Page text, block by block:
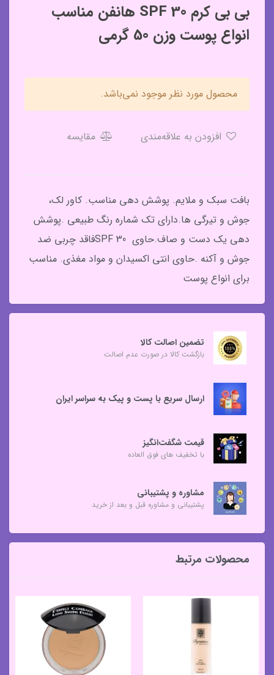
بی بی کرم SPF 30 هانفن مناسب
انواع پوست وزن 50 گرمی
محصول مورد نظر موجود نمی‌باشد.
مقایسه
بافت سبک و ملایم. پوشش دهی مناسب. کاور لک،
جوش و تیرگی ها.دارای تک شماره رنگ طبیعی .پوشش
دهی یک دست و صاف.حاوی SPF 30فاقد چربی ضد
جوش و آکنه .حاوی انتی اکسیدان و مواد مغذی. مناسب
برای انواع پوست
تضمین اصالت کالا
بازگشت کالا در صورت عدم اصالت
ارسال سریع با پست و پیک به سراسر ایران
قیمت شگفت‌انگیز
با تخفیف های فوق العاده
مشاوره و پشتیبانی
پشتیبانی و مشاوره قبل و بعد از خرید
محصولات مرتبط